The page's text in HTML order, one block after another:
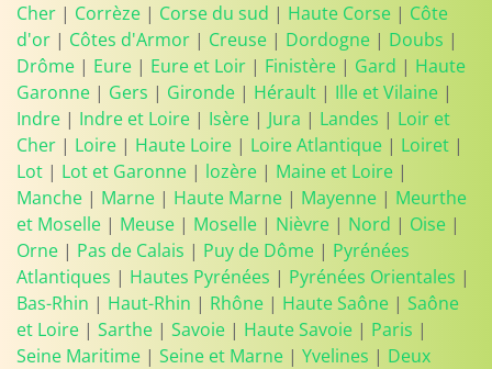
Cher | Corrèze | Corse du sud | Haute Corse | Côte
d'or | Côtes d'Armor | Creuse | Dordogne | Doubs |
Drôme | Eure | Eure et Loir | Finistère | Gard | Haute
Garonne | Gers | Gironde | Hérault | Ille et Vilaine |
Indre | Indre et Loire | Isère | Jura | Landes | Loir et
Cher | Loire | Haute Loire | Loire Atlantique | Loiret |
Lot | Lot et Garonne | lozère | Maine et Loire |
Manche | Marne | Haute Marne | Mayenne | Meurthe
et Moselle | Meuse | Moselle | Nièvre | Nord | Oise |
Orne | Pas de Calais | Puy de Dôme | Pyrénées
Atlantiques | Hautes Pyrénées | Pyrénées Orientales |
Bas-Rhin | Haut-Rhin | Rhône | Haute Saône | Saône
et Loire | Sarthe | Savoie | Haute Savoie | Paris |
Seine Maritime | Seine et Marne | Yvelines | Deux